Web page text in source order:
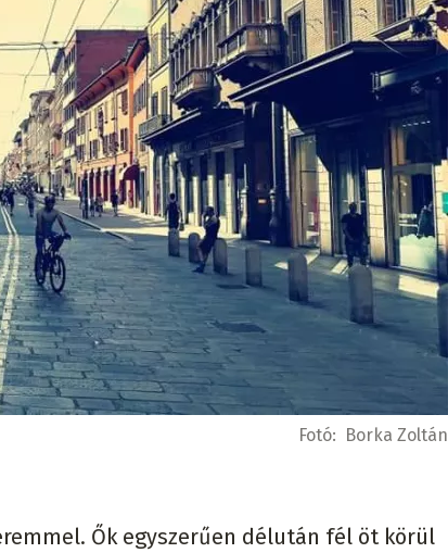
Fotó: Borka Zoltán
Ők egyszerűen délután fél öt körül